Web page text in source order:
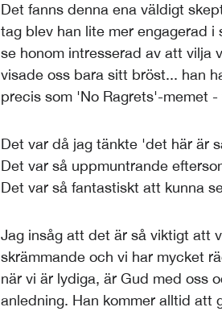
Det fanns denna ena väldigt
tag blev han lite mer engagerad
se honom intresserad av att vilja
visade oss bara sitt bröst... han
precis som 'No Ragrets'-memet
Det var då jag tänkte 'det här är
Det var så uppmuntrande
Det var så fantastiskt att kunna
Jag insåg att det är så viktigt att
skrämmande och vi har mycket
när vi är lydiga, är Gud med oss
anledning. Han kommer alltid att